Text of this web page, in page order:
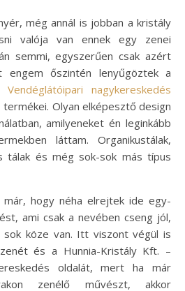
valója van ennek egy zenei
semmi, egyszerűen csak azért
őszintén lenyűgöztek a
nagykereskedés
Olyan elképesztő design
amilyeneket én leginkább
láttam. Organikustálak,
tálak és még sok-sok más típus
hogy néha elrejtek ide egy-
ami csak a nevében cseng jól,
sok köze van. Itt viszont végül is
és a Hunnia-Kristály Kft. –
oldalát, mert ha már
zenélő művészt, akkor